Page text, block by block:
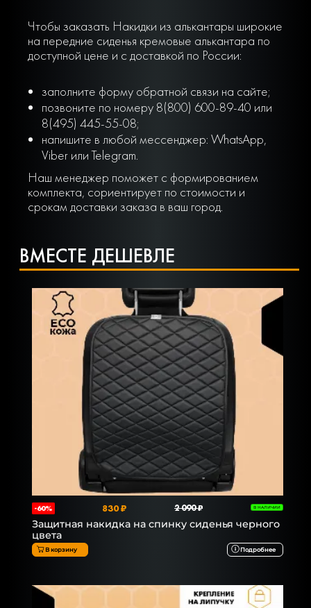
Чтобы заказать Накидки из алькантары широкие
на передние сиденья кремовые алькантара по
доступной цене и с доставкой по России:
заполните форму обратной связи на сайте;
позвоните по номеру 8(800) 600-89-40 или
8(495) 445-55-08;
напишите в любой мессенджер: WhatsApp,
Viber или Telegram.
Наш менеджер поможет с формированием
комплекта, сориентирует по стоимости и
срокам доставки заказа в ваш город.
ВМЕСТЕ ДЕШЕВЛЕ
-60% 830 ₽ 2 090 ₽ В НАЛИЧИИ
Защитная накидка на спинку сиденья черного
цвета
В корзину Подробнее